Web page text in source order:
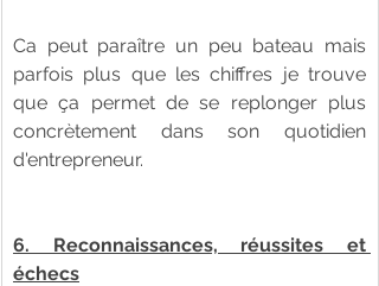
Ca peut paraître un peu bateau mais
parfois plus que les chiffres je trouve
que ça permet de se replonger plus
concrètement dans son quotidien
d'entrepreneur.
6. Reconnaissances, réussites et
échecs